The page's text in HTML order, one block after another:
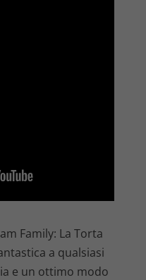
Family: La Torta
a qualsiasi
e un ottimo modo